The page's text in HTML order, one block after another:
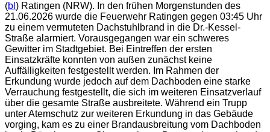
(bl ) Ratingen (NRW). In den frühen Morgenstunden des
21.06.2026 wurde die Feuerwehr Ratingen gegen 03:45 Uhr
zu einem vermuteten Dachstuhlbrand in die Dr.-Kessel-
Straße alarmiert. Vorausgegangen war ein schweres
Gewitter im Stadtgebiet. Bei Eintreffen der ersten
Einsatzkräfte konnten von außen zunächst keine
Auffälligkeiten festgestellt werden. Im Rahmen der
Erkundung wurde jedoch auf dem Dachboden eine starke
Verrauchung festgestellt, die sich im weiteren Einsatzverlauf
über die gesamte Straße ausbreitete. Während ein Trupp
unter Atemschutz zur weiteren Erkundung in das Gebäude
vorging, kam es zu einer Brandausbreitung vom Dachboden